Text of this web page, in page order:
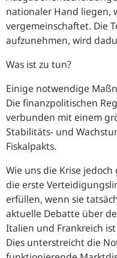
nationaler Hand liegen,
vergemeinschaftet. Die
aufzunehmen, wird
Was ist zu tun?
Einige notwendige
Die finanzpolitischen
verbunden mit einem
Stabilitäts- und
Fiskalpakts.
Wie uns die Krise
die erste
erfüllen, wenn sie
aktuelle Debatte über
Italien und Frankreich
Dies unterstreicht die